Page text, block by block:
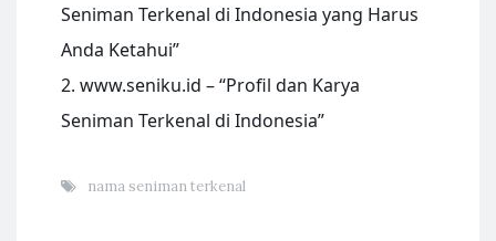
Seniman Terkenal di Indonesia yang Harus
Anda Ketahui”
2. www.seniku.id – “Profil dan Karya
Seniman Terkenal di Indonesia”
nama seniman terkenal